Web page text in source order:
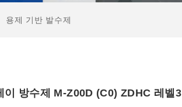
용제 기반 발수제
이 방수제 M-Z00D (C0) ZDHC 레벨3